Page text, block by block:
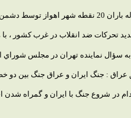
كل قوا ( بني صدر ) .
تحركات ضد انقلاب در غرب كشور ،
سؤال نماينده تهران در مجلس شوراي
: جنگ ايران و عراق جنگ بين دو
در شروع جنگ با ايران و گمراه شدن